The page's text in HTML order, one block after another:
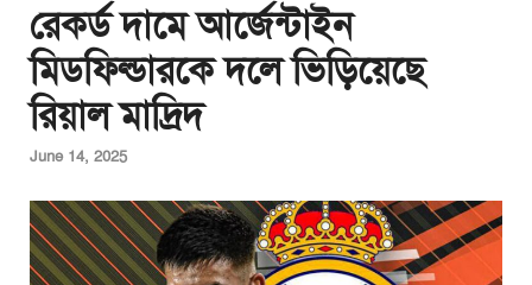
রেকর্ড দামে আর্জেন্টাইন
মিডফিল্ডারকে দলে ভিড়িয়েছে
রিয়াল মাদ্রিদ
June 14, 2025